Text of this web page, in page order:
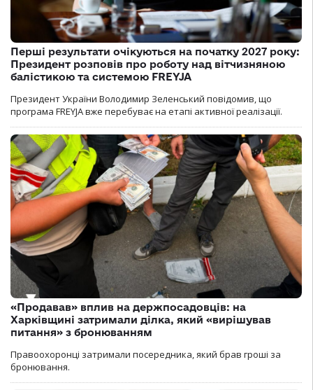
Перші результати очікуються на початку 2027 року:
Президент розповів про роботу над вітчизняною
балістикою та системою FREYJA
Президент України Володимир Зеленський повідомив, що
програма FREYJA вже перебуває на етапі активної реалізації.
«Продавав» вплив на держпосадовців: на
Харківщині затримали ділка, який «вирішував
питання» з бронюванням
Правоохоронці затримали посередника, який брав гроші за
бронювання.